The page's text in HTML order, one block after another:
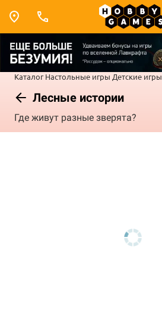
Каталог Настольные игры Детские игры
Лесные истории
Где живут разные зверята?